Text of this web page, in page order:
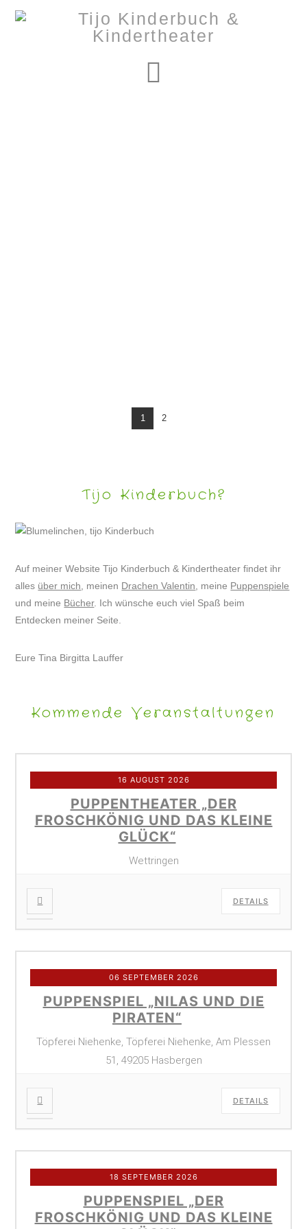
1 2
Tijo Kinderbuch?
Auf meiner Website Tijo Kinderbuch & Kindertheater findet ihr
alles über mich , meinen Drachen Valentin , meine Puppenspiele
und meine Bücher. Ich wünsche euch viel Spaß beim
Entdecken meiner Seite.
Eure Tina Birgitta Lauffer
Kommende Veranstaltungen
16 AUGUST 2026
PUPPENTHEATER „DER
FROSCHKÖNIG UND DAS KLEINE
GLÜCK“
Wettringen
DETAILS
06 SEPTEMBER 2026
PUPPENSPIEL „NILAS UND DIE
PIRATEN“
Töpferei Niehenke, Töpferei Niehenke, Am Plessen
51, 49205 Hasbergen
DETAILS
18 SEPTEMBER 2026
PUPPENSPIEL „DER
FROSCHKÖNIG UND DAS KLEINE